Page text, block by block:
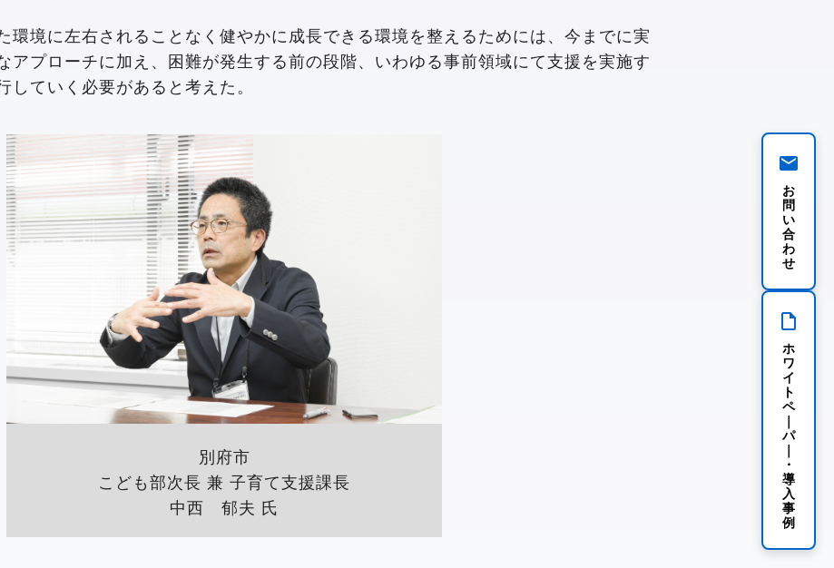
お
問
い
合
わ
せ
ホ
ワ
イ
ト
ペ
パ
・
導
入
事
例
環境に左右されることなく健やかに成長できる環境を整えるためには、今までに実
アプローチに加え、困難が発生する前の段階、いわゆる事前領域にて支援を実施す
していく必要があると考えた。
別府市
こども部次長 兼 子育て支援課長
中西 郁夫 氏